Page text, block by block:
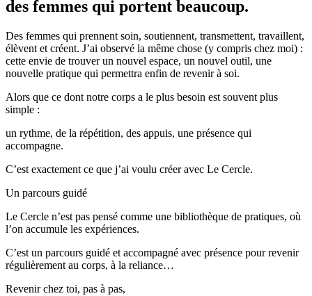
des femmes qui portent beaucoup.
Des femmes qui prennent soin, soutiennent, transmettent, travaillent,
élèvent et créent. J’ai observé la même chose (y compris chez moi) :
cette envie de trouver un nouvel espace, un nouvel outil, une
nouvelle pratique qui permettra enfin de revenir à soi.
Alors que ce dont notre corps a le plus besoin est souvent plus
simple :
un rythme, de la répétition, des appuis, une présence qui
accompagne.
C’est exactement ce que j’ai voulu créer avec Le Cercle.
Un parcours guidé
Le Cercle n’est pas pensé comme une bibliothèque de pratiques, où
l’on accumule les expériences.
C’est un parcours guidé et accompagné avec présence pour revenir
régulièrement au corps, à la reliance…
Revenir chez toi, pas à pas,